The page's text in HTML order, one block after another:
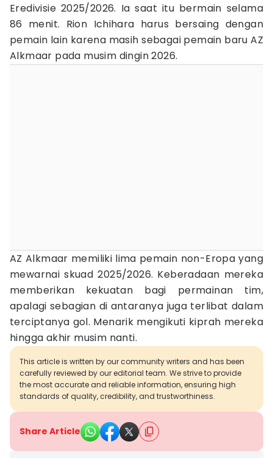
Eredivisie 2025/2026. Ia saat itu bermain selama
86 menit. Rion Ichihara harus bersaing dengan
pemain lain karena masih sebagai pemain baru AZ
Alkmaar pada musim dingin 2026.
AZ Alkmaar memiliki lima pemain non-Eropa yang
mewarnai skuad 2025/2026. Keberadaan mereka
memberikan kekuatan bagi permainan tim,
apalagi sebagian di antaranya juga terlibat dalam
terciptanya gol. Menarik mengikuti kiprah mereka
hingga akhir musim nanti.
This article is written by our community writers and has been
carefully reviewed by our editorial team. We strive to provide
the most accurate and reliable information, ensuring high
standards of quality, credibility, and trustworthiness.
Share Article